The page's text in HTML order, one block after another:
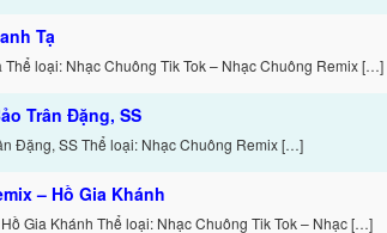
Tạ
loại: Nhạc Chuông Tik Tok – Nhạc Chuông Remix […]
Trân Đặng, SS
Đặng, SS Thể loại: Nhạc Chuông Remix […]
– Hồ Gia Khánh
Gia Khánh Thể loại: Nhạc Chuông Tik Tok – Nhạc […]